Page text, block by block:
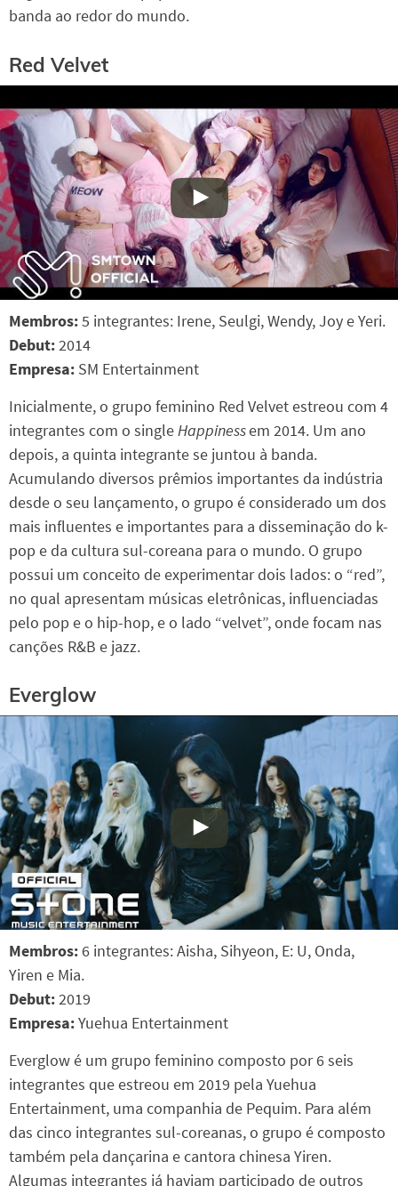
banda ao redor do mundo.
Red Velvet
Membros:5 integrantes: Irene, Seulgi, Wendy, Joy e Yeri.
Debut:2014
Empresa: SM Entertainment
Inicialmente, o grupo feminino Red Velvet estreou com 4
integrantes com o singleHappinessem 2014. Um ano
depois, a quinta integrante se juntou à banda.
Acumulando diversos prêmios importantes da indústria
desde o seu lançamento, o grupo é considerado um dos
mais influentes e importantes para a disseminação do k-
pop e da cultura sul-coreana para o mundo. O grupo
possui um conceito de experimentar dois lados: o “red”,
no qual apresentam músicas eletrônicas, influenciadas
pelo pop e o hip-hop, e o lado “velvet”, onde focam nas
canções R&B e jazz.
Everglow
Membros: 6 integrantes: Aisha, Sihyeon, E: U, Onda,
Yiren e Mia.
Debut:2019
Empresa:Yuehua Entertainment
Everglow é um grupo feminino composto por 6 seis
integrantes que estreou em 2019 pela Yuehua
Entertainment, uma companhia de Pequim. Para além
das cinco integrantes sul-coreanas, o grupo é composto
também pela dançarina e cantora chinesa Yiren.
Algumas integrantes já haviam participado de outros